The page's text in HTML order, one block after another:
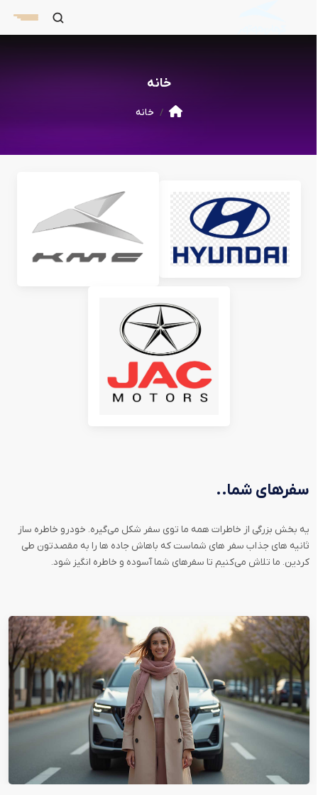
خانه
خانه
سفرهای شما..
یه بخش بزرگی از خاطرات همه ما توی سفر شکل می‌گیره. خودرو خاطره ساز
ثانیه های جذاب سفر های شماست که باهاش جاده ها را به مقصدتون طی
کردین. ما تلاش می‌کنیم تا سفرهای شما آسوده و خاطره انگیز شود.